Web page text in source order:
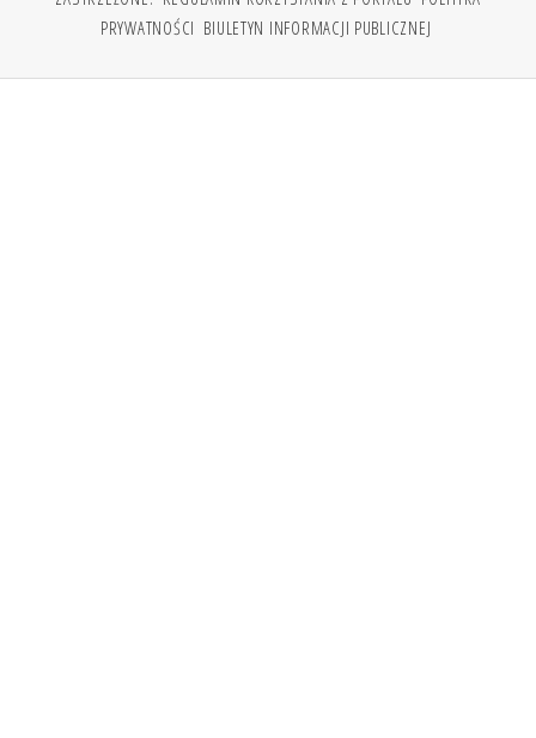
PRYWATNOŚCI BIULETYN INFORMACJI PUBLICZNEJ